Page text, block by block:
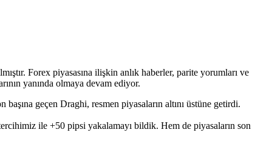
Forex piyasasına ilişkin anlık haberler, parite yorumları ve
yanında olmaya devam ediyor.
geçen Draghi, resmen piyasaların altını üstüne getirdi.
ile +50 pipsi yakalamayı bildik. Hem de piyasaların son